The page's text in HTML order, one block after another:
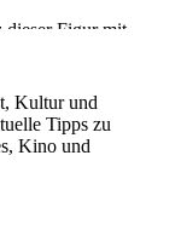
dieser Figur mit
Macht und sowie
von
macht es für
eigene,
sich durch
Kultur und
Tipps zu
Kino und